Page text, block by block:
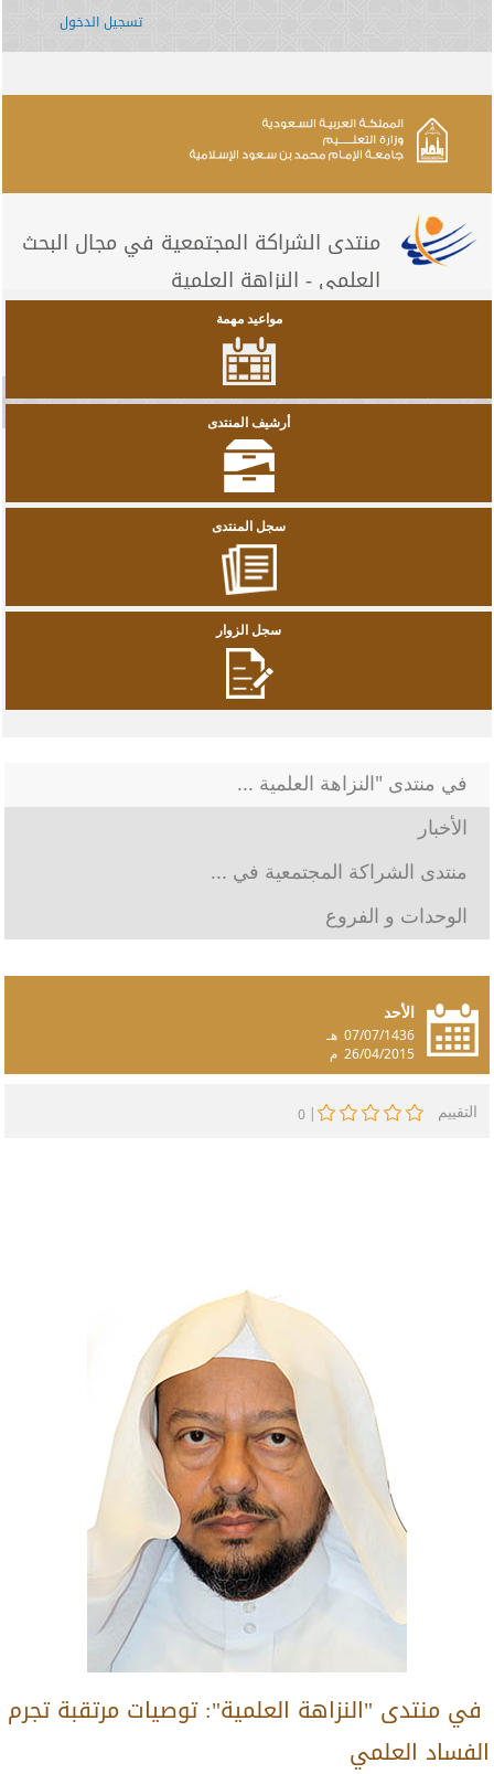
تسجيل الدخول
منتدى الشراكة المجتمعية في مجال البحث
العلمي - النزاهة العلمية
مواعيد مهمة
أرشيف المنتدى
سجل المنتدى
سجل الزوار
الوحدات و الفروع
منتدى الشراكة المجتمعية في ...
الأخبار
في منتدى "النزاهة العلمية ...
الأحد
07/07/1436 هـ
26/04/2015 م
التقييم |
0
في منتدى "النزاهة العلمية": توصيات مرتقبة تجرم
الفساد العلمي